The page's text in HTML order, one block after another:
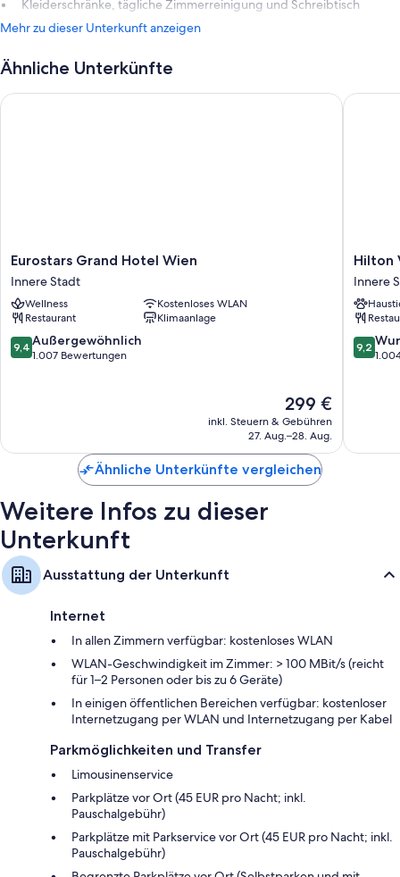
Kleiderschränke, tägliche Zimmerreinigung und Schreibtisch
Mehr zu dieser Unterkunft anzeigen
Ähnliche Unterkünfte
Eurostars
Grand
Hotel
Wien
Innere
Stadt
Eurostars Grand Hotel Wien
Innere Stadt
Wellness
Kostenloses WLAN
Restaurant
Klimaanlage
9.4
von
9,4 Außergewöhnlich
1.007 Bewertungen
Der
Preis
beträgt
299 €
inkl. Steuern & Gebühren
27. Aug.–28. Aug.
Eurostars Grand Hotel Wien
Hilton
Vienna
Plaza
Innere
Stadt
Hilton
Innere
9.2
von
9,2
Hilton
Ähnliche Unterkünfte vergleichen
Weitere Infos zu dieser
Unterkunft
Ausstattung der Unterkunft
Internet
In allen Zimmern verfügbar: kostenloses WLAN
WLAN-Geschwindigkeit im Zimmer: > 100 MBit/s (reicht
für 1–2 Personen oder bis zu 6 Geräte)
In einigen öffentlichen Bereichen verfügbar: kostenloser
Internetzugang per WLAN und Internetzugang per Kabel
Parkmöglichkeiten und Transfer
Limousinenservice
Parkplätze vor Ort (45 EUR pro Nacht; inkl.
Pauschalgebühr)
Parkplätze mit Parkservice vor Ort (45 EUR pro Nacht; inkl.
Pauschalgebühr)